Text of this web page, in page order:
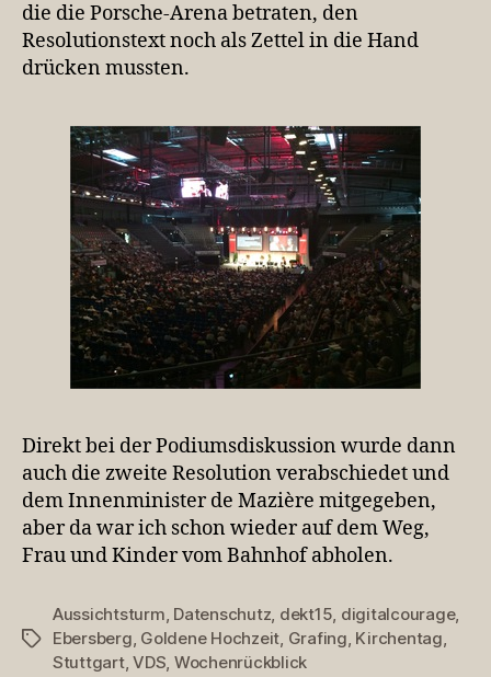
die die Porsche-Arena betraten, den
Resolutionstext noch als Zettel in die Hand
drücken mussten.
Direkt bei der Podiumsdiskussion wurde dann
auch die zweite Resolution verabschiedet und
dem Innenminister de Mazière mitgegeben,
aber da war ich schon wieder auf dem Weg,
Frau und Kinder vom Bahnhof abholen.
Schlagwörter
Aussichtsturm, Datenschutz, dekt15, digitalcourage,
Ebersberg, Goldene Hochzeit, Grafing, Kirchentag,
Stuttgart,VDS, Wochenrückblick